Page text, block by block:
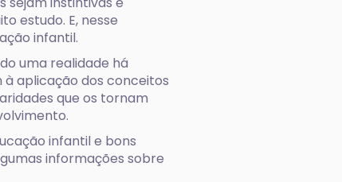
estudo. E, nesse
infantil.
uma realidade há
aplicação dos conceitos
que os tornam
infantil e bons
informações sobre